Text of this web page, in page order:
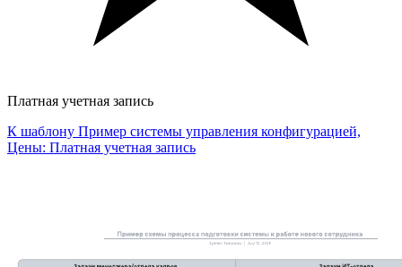
Платная учетная запись
К шаблону Пример системы управления конфигурацией,
Цены: Платная учетная запись